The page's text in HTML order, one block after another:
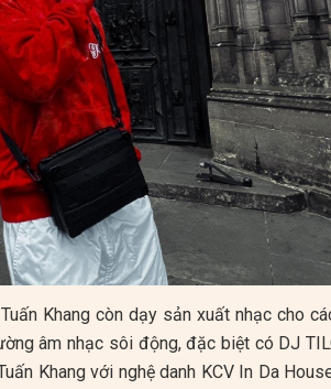
Khang còn dạy sản xuất nhạc cho
âm nhạc sôi động, đặc biệt có DJ
Khang với nghệ danh KCV In Da